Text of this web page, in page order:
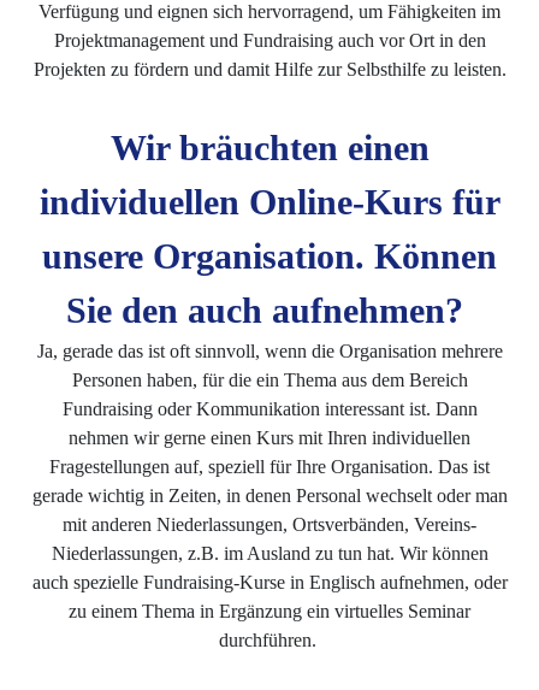
Verfügung und eignen sich hervorragend, um Fähigkeiten im
Projektmanagement und Fundraising auch vor Ort in den
Projekten zu fördern und damit Hilfe zur Selbsthilfe zu leisten.
Wir bräuchten einen
individuellen Online-Kurs für
unsere Organisation. Können
Sie den auch aufnehmen?
Ja, gerade das ist oft sinnvoll, wenn die Organisation mehrere
Personen haben, für die ein Thema aus dem Bereich
Fundraising oder Kommunikation interessant ist. Dann
nehmen wir gerne einen Kurs mit Ihren individuellen
Fragestellungen auf, speziell für Ihre Organisation. Das ist
gerade wichtig in Zeiten, in denen Personal wechselt oder man
mit anderen Niederlassungen, Ortsverbänden, Vereins-
Niederlassungen, z.B. im Ausland zu tun hat. Wir können
auch spezielle Fundraising-Kurse in Englisch aufnehmen, oder
zu einem Thema in Ergänzung ein virtuelles Seminar
durchführen.